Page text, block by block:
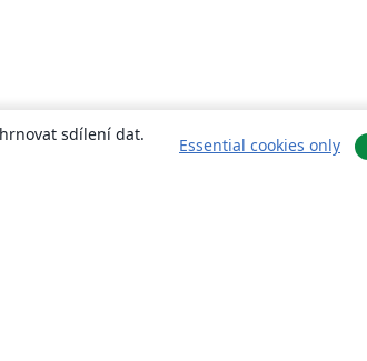
sdílení dat.
Essential cookies only